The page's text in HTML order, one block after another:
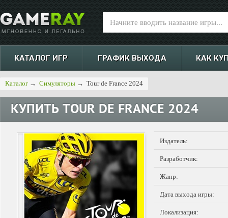
КАТАЛОГ ИГР ГРАФИК ВЫХОДА КАК
Каталог → Симуляторы → Tour de France 2024
КУПИТЬ TOUR DE FRANCE 2024
Издатель:
Разработчик:
Жанр:
Дата выхода игры:
Локализация: